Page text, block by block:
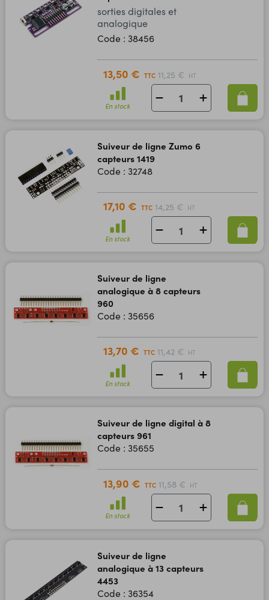
sorties digitales et
analogique
Code : 38456
13,50 € TTC 11,25 € HT
En stock
Suiveur de ligne Zumo 6
capteurs 1419
Code : 32748
17,10 € TTC 14,25 € HT
En stock
Suiveur de ligne
analogique à 8 capteurs
960
Code : 35656
13,70 € TTC 11,42 € HT
En stock
Suiveur de ligne digital à 8
capteurs 961
Code : 35655
13,90 € TTC 11,58 € HT
En stock
Suiveur de ligne
analogique à 13 capteurs
4453
Code : 36354